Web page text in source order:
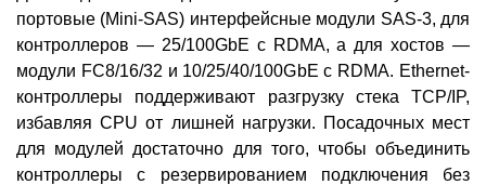
портовые (Mini-SAS) интерфейсные модули SAS-3, для
контроллеров — 25/100GbE с RDMA, а для хостов —
модули FC8/16/32 и 10/25/40/100GbE с RDMA. Ethernet-
контроллеры поддерживают разгрузку стека TCP/IP,
избавляя CPU от лишней нагрузки. Посадочных мест
для модулей достаточно для того, чтобы объединить
контроллеры с резервированием подключения без